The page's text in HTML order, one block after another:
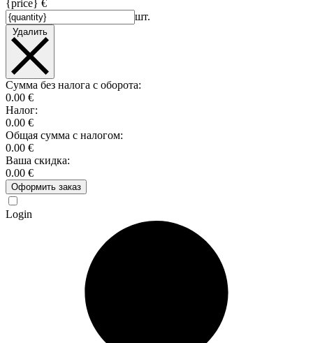
{price} €
шт.
Удалить
Сумма без налога с оборота:
0.00 €
Налог:
0.00 €
Общая сумма с налогом:
0.00 €
Ваша скидка:
0.00 €
Оформить заказ
Login